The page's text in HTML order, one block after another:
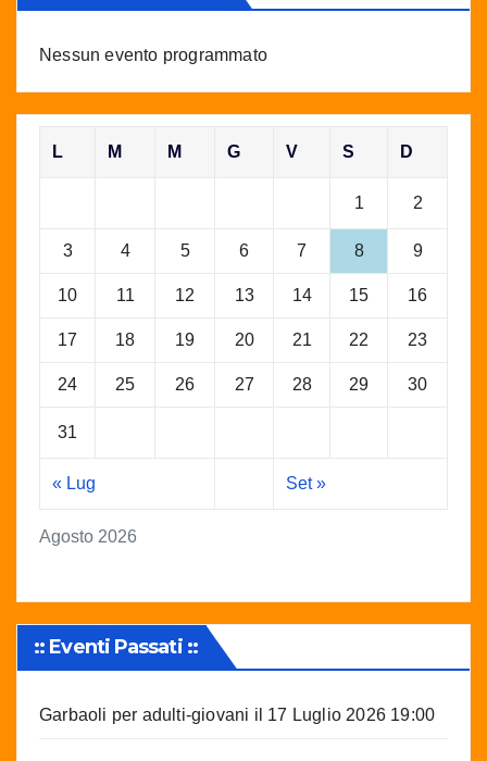
Nessun evento programmato
Agosto 2026
L M M G V S D
1 2
3 4 5 6 7 8 9
10 11 12 13 14 15 16
17 18 19 20 21 22 23
24 25 26 27 28 29 30
31
« Lug Set »
:: Eventi Passati ::
Garbaoli per adulti-giovani il 17 Luglio 2026 19:00